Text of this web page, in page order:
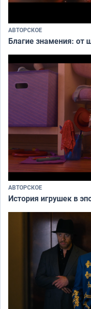
АВТОРСКОЕ
Благие знамения:
АВТОРСКОЕ
История игрушек в